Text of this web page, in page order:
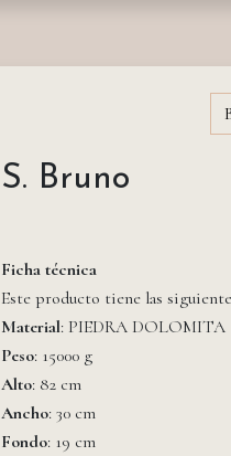
S. Bruno
Ficha técnica
Este producto tiene las
Material: PIEDRA DOLOMITA
Peso: 15000 g
Alto: 82 cm
Ancho: 30 cm
Fondo: 19 cm